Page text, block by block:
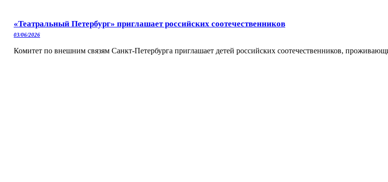
«Театральный Петербург» приглашает российских соотечественников
03/06/2026
Комитет по внешним связям Санкт-Петербурга приглашает детей российских соотечественников,